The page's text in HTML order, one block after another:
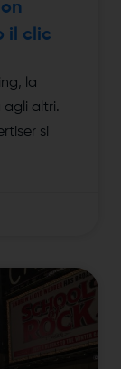
il clic
la
altri.
si